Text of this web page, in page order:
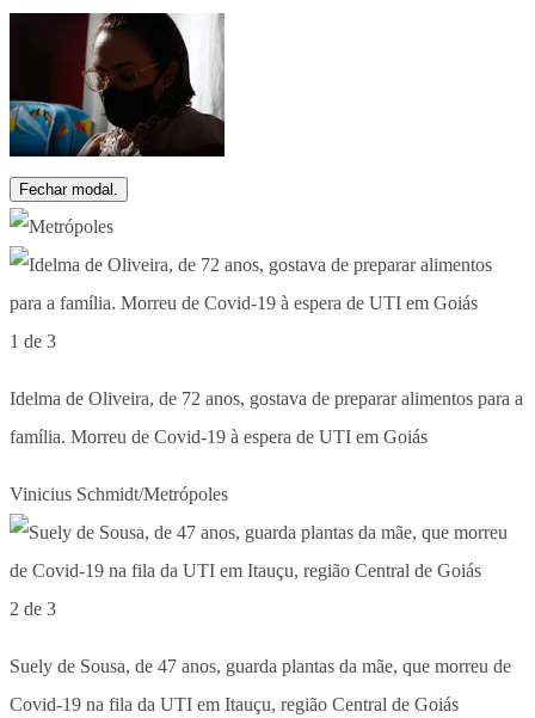
Fechar modal.
1 de 3
Idelma de Oliveira, de 72 anos, gostava de preparar alimentos para a
família. Morreu de Covid-19 à espera de UTI em Goiás
Vinicius Schmidt/Metrópoles
2 de 3
Suely de Sousa, de 47 anos, guarda plantas da mãe, que morreu de
Covid-19 na fila da UTI em Itauçu, região Central de Goiás